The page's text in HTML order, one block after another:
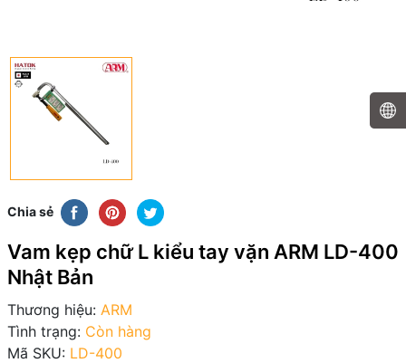
Chia sẻ
Vam kẹp chữ L kiểu tay vặn ARM LD-400
Nhật Bản
Thương hiệu: ARM
Tình trạng: Còn hàng
Mã SKU: LD-400